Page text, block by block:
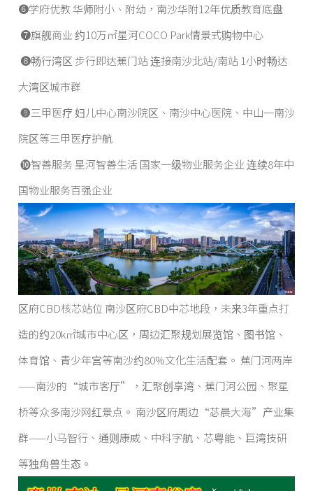
❻学府优教 华师附小、附幼，南沙华附12年优质教育底盘
❼旗舰商业 约10万㎡星河COCO Park情景式购物中心
❽畅行湾区 步行即达蕉门站 连接南沙北站/南站 1小时畅达
大湾区城市群
❾三甲医疗 妇儿中心南沙院区、南沙中心医院、中山一南沙
院区等三甲医疗护航
❿智善服务 星河智善生活 国家一级物业服务企业 连续8年中
国物业服务百强企业
区府CBD核芯站位 南沙区府CBD中芯地段，未来3年重点打
造的约20k㎡城市中心区，周边汇聚规划展览馆、图书馆、
体育馆、青少年宫等南沙约80%文化生活配套。 蕉门河两岸
——南沙的“城市客厅”，汇聚创享湾、蕉门河公园、聚星
桥等众多南沙网红景点。 南沙区府周边“苾晨大海”产业集
群——小马智行、通则康威、中科字航、芯粤能、巨湾技研
等独角兽生态。